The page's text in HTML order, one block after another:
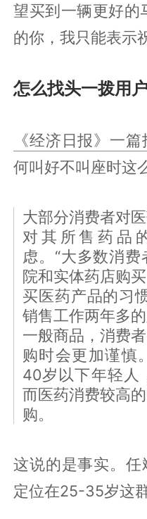
望买到一辆更好的
的你，我只能表示
怎么找头一拨用
《经济日报》一
何叫好不叫座时这
大部分消费者对
对其所售药品
虑。“大多数消
院和实体药店购
买医药产品的习
销售工作两年多
一般商品，消费
购时会更加谨慎
40岁以下年轻人
而医药消费较高
购。
这说的是事实。
定位在25-35岁这